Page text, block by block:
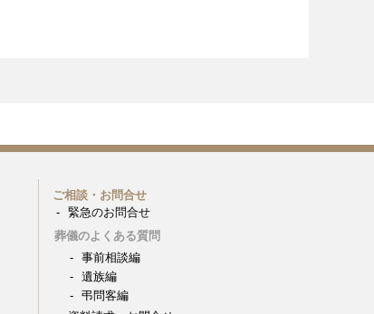
ご相談・お問合せ
緊急のお問合せ
葬儀のよくある質問
事前相談編
遺族編
弔問客編